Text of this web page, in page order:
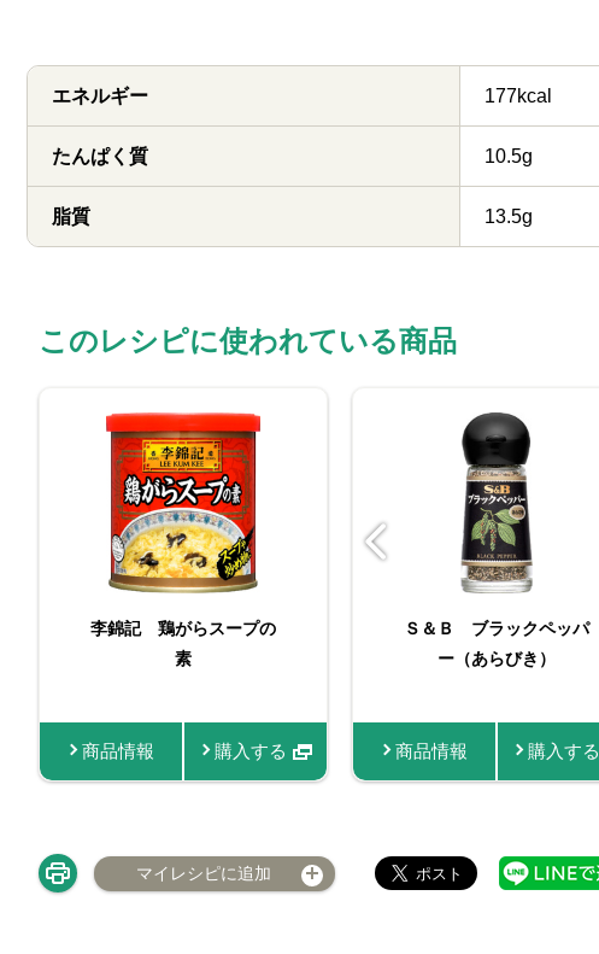
エネルギー 177kcal
たんぱく質 10.5g
脂質 13.5g
このレシピに使われている商品
李錦記 鶏がらスープの
素
商品情報 購入する
挽きたての香り あらび
きブラックペッパー
商品情報
Ｓ＆Ｂ ブラックペッパ
ー（あらびき）
商品情報 購入する
バリュースパイスあらび
きガーリック
商品情報
マイレシピに追加